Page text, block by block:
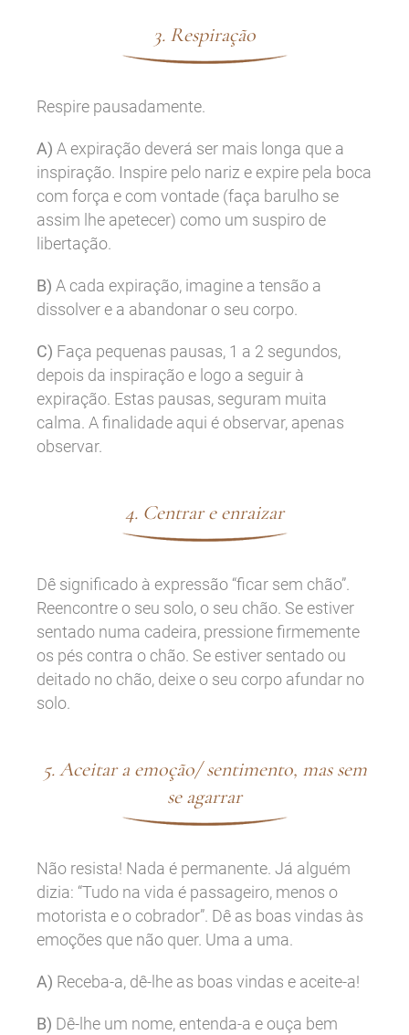
3. Respiração
Respire pausadamente.
A) A expiração deverá ser mais longa que a
inspiração. Inspire pelo nariz e expire pela boca
com força e com vontade (faça barulho se
assim lhe apetecer) como um suspiro de
libertação.
B) A cada expiração, imagine a tensão a
dissolver e a abandonar o seu corpo.
C) Faça pequenas pausas, 1 a 2 segundos,
depois da inspiração e logo a seguir à
expiração. Estas pausas, seguram muita
calma. A finalidade aqui é observar, apenas
observar.
4. Centrar e enraizar
Dê significado à expressão “ficar sem chão”.
Reencontre o seu solo, o seu chão. Se estiver
sentado numa cadeira, pressione firmemente
os pés contra o chão. Se estiver sentado ou
deitado no chão, deixe o seu corpo afundar no
solo.
5. Aceitar a emoção/ sentimento, mas sem
se agarrar
Não resista! Nada é permanente. Já alguém
dizia: “Tudo na vida é passageiro, menos o
motorista e o cobrador”. Dê as boas vindas às
emoções que não quer. Uma a uma.
A) Receba-a, dê-lhe as boas vindas e aceite-a!
B) Dê-lhe um nome, entenda-a e ouça bem